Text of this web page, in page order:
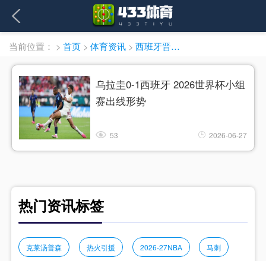
当前位置： > 首页 > 体育资讯 > 西班牙晋级淘汰赛
乌拉圭0-1西班牙 2026世界杯小组
赛出线形势
53 2026-06-27
热门资讯标签
克莱汤普森 热火引援 2026-27NBA 马刺